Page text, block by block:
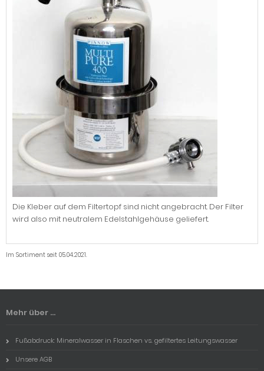
Die Kleber auf dem Filtertopf sind nicht angebracht. Der Filter
wird also mit neutralem Edelstahlgehäuse geliefert.
Im Sortiment seit 05.04.2021.
Mehr über ...
Fußabdruck: Mineralwasser in Flaschen vs. gefiltertes Leitungswasser
Unsere AGB